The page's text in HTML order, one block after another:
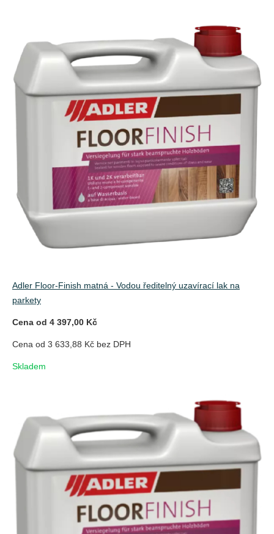
Adler Floor-Finish matná - Vodou ředitelný uzavírací lak na
parkety
Cena od 4 397,00 Kč
Cena od 3 633,88 Kč bez DPH
Skladem